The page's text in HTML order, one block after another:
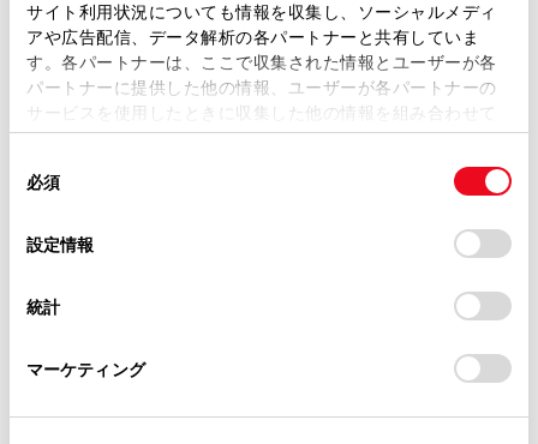
サイト利用状況についても情報を収集し、ソーシャルメディ
アや広告配信、データ解析の各パートナーと共有していま
す。各パートナーは、ここで収集された情報とユーザーが各
パートナーに提供した他の情報、ユーザーが各パートナーの
サービスを使用したときに収集した他の情報を組み合わせて
使用することがあります。当ウェブサイトの使用を続行する
デバイスにすべてのCookie(クッキー)が保存されることに同
意したことになります。Cookie(クッキー)のオプトアウト、
設定の変更、同意を撤回したりするにあたっては、当社の
「Cookie（クッキー）情報の取り扱いについて
」をご覧くだ
必須
設定情報
統計
マーケティング
このグレードの特徴を表示